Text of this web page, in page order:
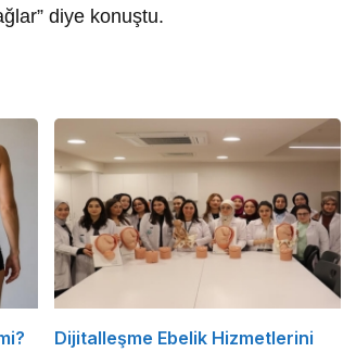
diye konuştu.
Dijitalleşme Ebelik Hizmetlerini